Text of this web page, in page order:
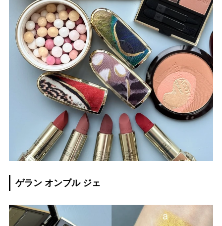
ゲラン オンブル ジェ